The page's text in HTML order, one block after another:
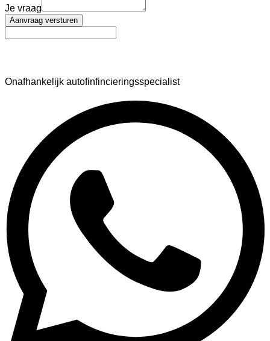
Je vraag
Aanvraag versturen
Onafhankelijk autofinfincieringsspecialist